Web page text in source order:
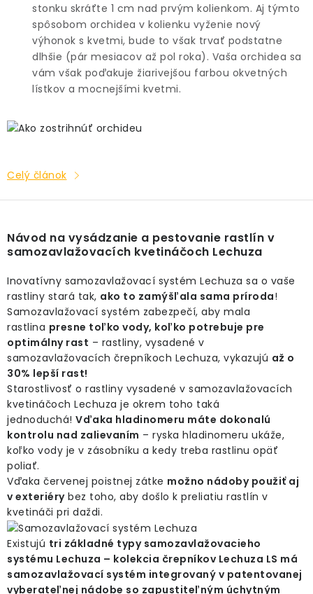
stonku skráťte 1 cm nad prvým kolienkom. Aj týmto
spôsobom orchidea v kolienku vyženie nový
výhonok s kvetmi, bude to však trvať podstatne
dlhšie (pár mesiacov až pol roka). Vaša orchidea sa
vám však poďakuje žiarivejšou farbou okvetných
lístkov a mocnejšími kvetmi.
Celý článok
Návod na vysádzanie a pestovanie rastlín v
samozavlažovacích kvetináčoch Lechuza
Inovatívny samozavlažovací systém Lechuza sa o vaše
rastliny stará tak, ako to zamýšľala sama príroda!
Samozavlažovací systém zabezpečí, aby mala
rastlina presne toľko vody, koľko potrebuje pre
optimálny rast – rastliny, vysadené v
samozavlažovacích črepníkoch Lechuza, vykazujú až o
30% lepší rast!
Starostlivosť o rastliny vysadené v samozavlažovacích
kvetináčoch Lechuza je okrem toho taká
jednoduchá! Vďaka hladinomeru máte dokonalú
kontrolu nad zalievaním – ryska hladinomeru ukáže,
koľko vody je v zásobníku a kedy treba rastlinu opäť
poliať.
Vďaka červenej poistnej zátke možno nádoby použiť aj
v exteriéry bez toho, aby došlo k preliatiu rastlín v
kvetináči pri daždi.
Existujú tri základné typy samozavlažovacieho
systému Lechuza – kolekcia črepníkov Lechuza LS má
samozavlažovací systém integrovaný v patentovanej
vyberateľnej nádobe so zapustiteľným úchytným